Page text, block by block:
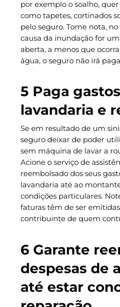
por exemplo o soalho,
como tapetes, cortinados
pelo seguro. Tome nota,
causa da inundação for
aberta, a menos que
água, o seguro não irá
5 Paga
lavandaria e
Se em resultado de um
seguro deixar de poder
sem máquina de lavar a
Acione o serviço de
reembolsado dos seus
lavandaria até ao
condições particulares.
faturas têm de ser
contribuinte de quem
6 Garante
despesas de
até estar